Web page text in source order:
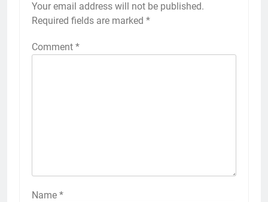
Your email address will not be published.
Required fields are marked *
Comment *
Name *